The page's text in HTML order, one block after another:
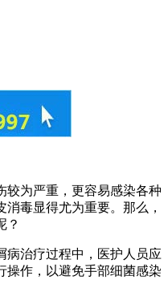
较为严重，更容易感染各种
毒显得尤为重要。那么，
？
病治疗过程中，医护人员应
操作，以避免手部细菌感染